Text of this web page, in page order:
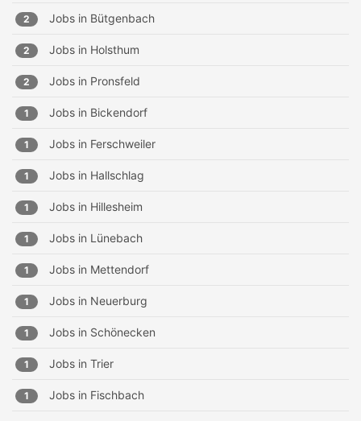
2 Jobs in Bütgenbach
2 Jobs in Holsthum
2 Jobs in Pronsfeld
1 Jobs in Bickendorf
1 Jobs in Ferschweiler
1 Jobs in Hallschlag
1 Jobs in Hillesheim
1 Jobs in Lünebach
1 Jobs in Mettendorf
1 Jobs in Neuerburg
1 Jobs in Schönecken
1 Jobs in Trier
1 Jobs in Fischbach